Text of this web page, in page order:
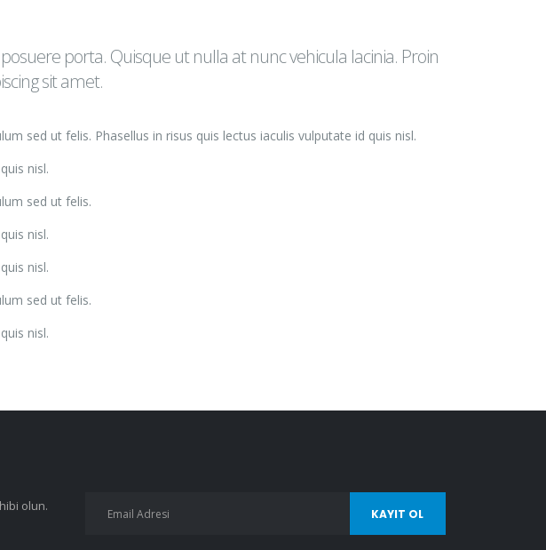
porta. Quisque ut nulla at nunc vehicula lacinia. Proin
sit amet.
sed ut felis. Phasellus in risus quis lectus iaculis vulputate id quis nisl.
nisl.
sed ut felis.
nisl.
nisl.
sed ut felis.
nisl.
olun.